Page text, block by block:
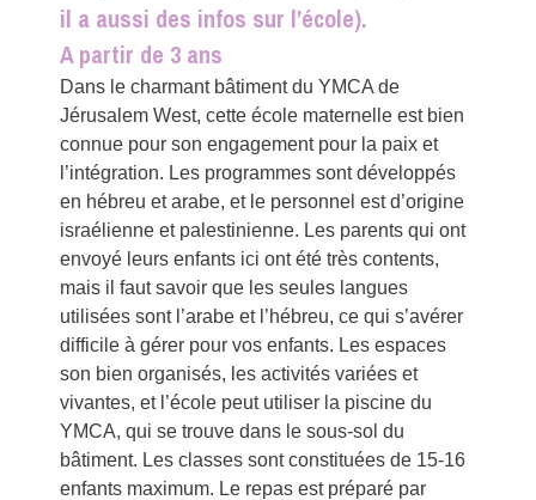
il a aussi des infos sur l’école).
A partir de 3 ans
Dans le charmant bâtiment du YMCA de
Jérusalem West, cette école maternelle est bien
connue pour son engagement pour la paix et
l’intégration. Les programmes sont développés
en hébreu et arabe, et le personnel est d’origine
israélienne et palestinienne. Les parents qui ont
envoyé leurs enfants ici ont été très contents,
mais il faut savoir que les seules langues
utilisées sont l’arabe et l’hébreu, ce qui s’avérer
difficile à gérer pour vos enfants. Les espaces
son bien organisés, les activités variées et
vivantes, et l’école peut utiliser la piscine du
YMCA, qui se trouve dans le sous-sol du
bâtiment. Les classes sont constituées de 15-16
enfants maximum. Le repas est préparé par